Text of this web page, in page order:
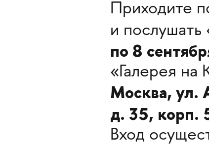
Приходите
и послушать
по 8
«Галерея на
Москва, ул.
д. 35, корп.
Вход